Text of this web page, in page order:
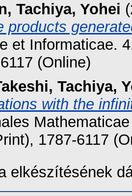
, Tachiya, Yohei
products
et Informaticae.
(Online)
, Tachiya,
with the
1787-6117
elkészítésének